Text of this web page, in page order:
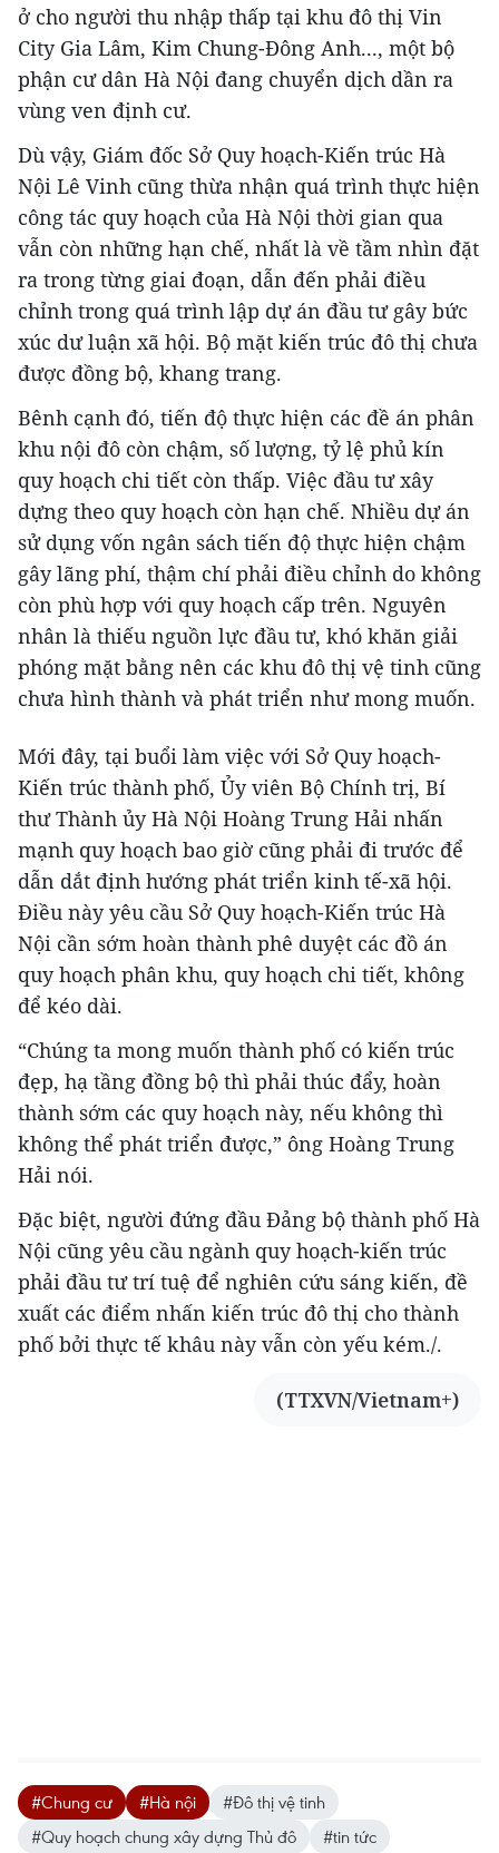
ở cho người thu nhập thấp tại khu đô thị Vin
City Gia Lâm, Kim Chung-Đông Anh..., một bộ
phận cư dân Hà Nội đang chuyển dịch dần ra
vùng ven định cư.
Dù vậy, Giám đốc Sở Quy hoạch-Kiến trúc Hà
Nội Lê Vinh cũng thừa nhận quá trình thực hiện
công tác quy hoạch của Hà Nội thời gian qua
vẫn còn những hạn chế, nhất là về tầm nhìn đặt
ra trong từng giai đoạn, dẫn đến phải điều
chỉnh trong quá trình lập dự án đầu tư gây bức
xúc dư luận xã hội. Bộ mặt kiến trúc đô thị chưa
được đồng bộ, khang trang.
Bênh cạnh đó, tiến độ thực hiện các đề án phân
khu nội đô còn chậm, số lượng, tỷ lệ phủ kín
quy hoạch chi tiết còn thấp. Việc đầu tư xây
dựng theo quy hoạch còn hạn chế. Nhiều dự án
sử dụng vốn ngân sách tiến độ thực hiện chậm
gây lãng phí, thậm chí phải điều chỉnh do không
còn phù hợp với quy hoạch cấp trên. Nguyên
nhân là thiếu nguồn lực đầu tư, khó khăn giải
phóng mặt bằng nên các khu đô thị vệ tinh cũng
chưa hình thành và phát triển như mong muốn.
Mới đây, tại buổi làm việc với Sở Quy hoạch-
Kiến trúc thành phố, Ủy viên Bộ Chính trị, Bí
thư Thành ủy Hà Nội Hoàng Trung Hải nhấn
mạnh quy hoạch bao giờ cũng phải đi trước để
dẫn dắt định hướng phát triển kinh tế-xã hội.
Điều này yêu cầu Sở Quy hoạch-Kiến trúc Hà
Nội cần sớm hoàn thành phê duyệt các đồ án
quy hoạch phân khu, quy hoạch chi tiết, không
để kéo dài.
“Chúng ta mong muốn thành phố có kiến trúc
đẹp, hạ tầng đồng bộ thì phải thúc đẩy, hoàn
thành sớm các quy hoạch này, nếu không thì
không thể phát triển được,” ông Hoàng Trung
Hải nói.
Đặc biệt, người đứng đầu Đảng bộ thành phố Hà
Nội cũng yêu cầu ngành quy hoạch-kiến trúc
phải đầu tư trí tuệ để nghiên cứu sáng kiến, đề
xuất các điểm nhấn kiến trúc đô thị cho thành
phố bởi thực tế khâu này vẫn còn yếu kém./.
(TTXVN/Vietnam+)
#Chung cư #Hà nội
#Đô thị vệ tinh
#Quy hoạch chung xây dựng Thủ đô
#tin tức